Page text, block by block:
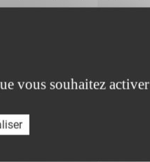
vous souhaitez activer